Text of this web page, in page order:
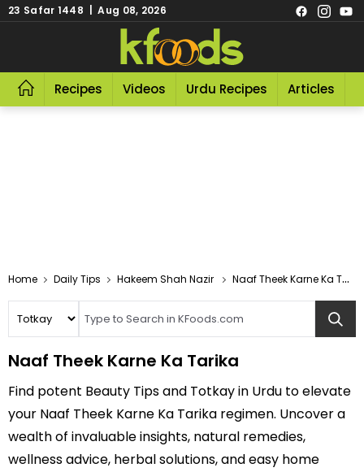
23 Safar 1448 | Aug 08, 2026
Recipes Videos Urdu Recipes Articles
Home Daily Tips Hakeem Shah Nazir Naaf Theek Karne Ka Tarika
Naaf Theek Karne Ka Tarika
Find potent Beauty Tips and Totkay in Urdu to elevate
your Naaf Theek Karne Ka Tarika regimen. Uncover a
wealth of invaluable insights, natural remedies,
wellness advice, herbal solutions, and easy home